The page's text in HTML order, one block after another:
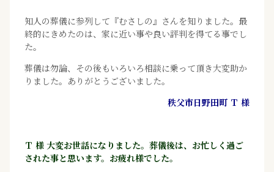
知人の葬儀に参列して『むさしの』さんを知りました。最
終的にきめたのは、家に近い事や良い評判を得てる事でし
た。
葬儀は勿論、その後もいろいろ相談に乗って頂き大変助か
りました。ありがとうございました。
秩父市日野田町 Ｔ 様
Ｔ 様 大変お世話になりました。葬儀後は、お忙しく過ご
された事と思います。お疲れ様でした。